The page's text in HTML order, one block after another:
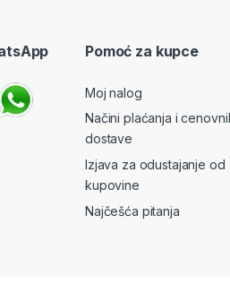
Pomoć za kupce
Moj nalog
Načini plaćanja i
dostave
Izjava za odustajanje od
kupovine
Najčešća pitanja